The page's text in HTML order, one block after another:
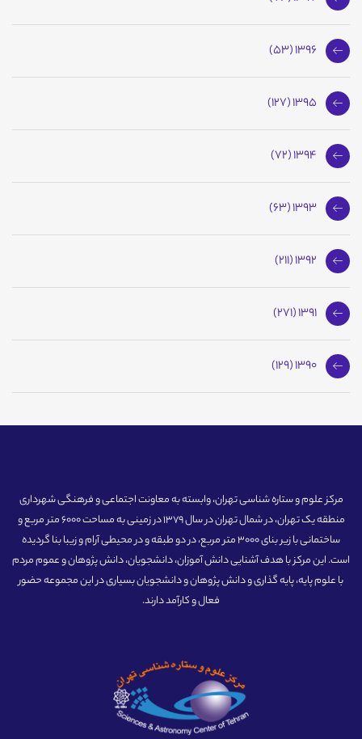
1396 (53)
1395 (127)
1394 (72)
1393 (63)
1392 (211)
1391 (271)
1390 (129)
مرکز علوم و ستاره شناسی تهران، وابسته به معاونت اجتماعی و فرهنگی شهرداری
منطقه یک تهران، در شمال تهران در سال 1379 در زمینی به مساحت 6000 متر مربع و
ساختمانی با زیر بنای 3000 متر مربع، در دو طبقه و در محیطی آرام و زیبا بنا گردیده
است. این مرکز با هدف آشنایی دانش آموزان، دانشجویان، دانش پژوهان و عموم مردم
با علوم پایه، پایه گذاری و دانش پژوهان و دانشجویان بسیاری در این مجموعه حضور
فعال و کارآمد دارند.